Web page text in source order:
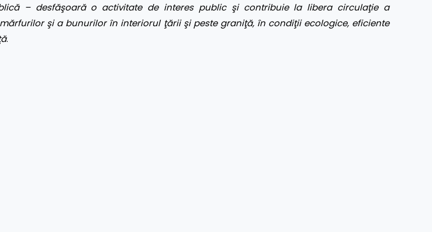
– desfăşoară o activitate de interes public şi contribuie la libera circulaţie a
şi a bunurilor în interiorul ţării şi peste graniţă, în condiţii ecologice, eficiente
.